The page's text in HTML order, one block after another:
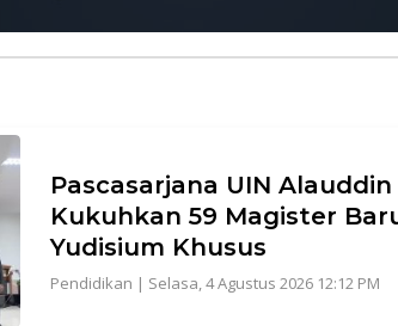
Pascasarjana UIN
Kukuhkan 59 Magister
Yudisium Khusus
Pendidikan | Selasa, 4 Agustus 2026 12:12 PM